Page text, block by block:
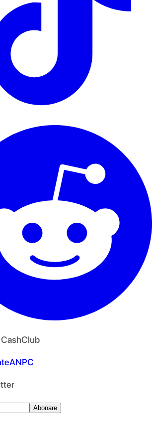
CashClub
ANPC
Abonare